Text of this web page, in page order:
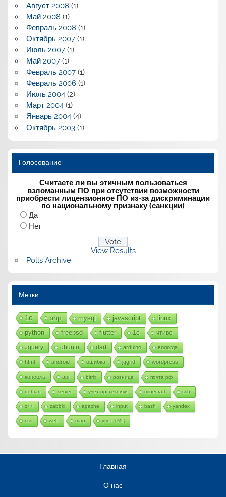
Август 2008 (1)
Май 2008 (1)
Февраль 2008 (1)
Октябрь 2007(1)
Июль 2007(1)
Май 2007(1)
Февраль 2007(1)
Февраль 2006(1)
Июль 2004(2)
Март 2004(1)
Январь 2004(4)
Октябрь 2003(1)
Голосование
Считаете ли вы этичным пользоваться
взломанным ПО при отсутствии возможности
приобрести лицензионное ПО из-за дискриминации
по национальному признаку (санкции)
Да
Нет
View Results
Polls Archive
Метки
1с php mysql javascript linux
python freebsd flutter 1c чтиво
Jquery ubuntu dart arduino вологда
html android ошибка jqgrid wordpress
консоль api bitrix розница почта рф
debian server учет оргтехники minecraft ssh
c++ zabbix apache input bash yandex
css web map учет ТМЦ
Главная
О нас